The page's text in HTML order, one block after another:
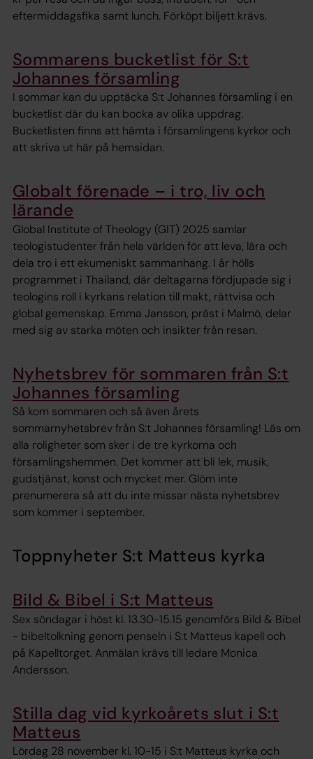
eftermiddagsfika samt lunch. Förköpt biljett krävs.
Sommarens bucketlist för S:t
Johannes församling
I sommar kan du upptäcka S:t Johannes församling i en
bucketlist där du kan bocka av olika uppdrag.
Bucketlisten finns att hämta i församlingens kyrkor och
att skriva ut här på hemsidan.
Globalt förenade – i tro, liv och
lärande
Global Institute of Theology (GIT) 2025 samlar
teologistudenter från hela världen för att leva, lära och
dela tro i ett ekumeniskt sammanhang. I år hölls
programmet i Thailand, där deltagarna fördjupade sig i
teologins roll i kyrkans relation till makt, rättvisa och
global gemenskap. Emma Jansson, präst i Malmö, delar
med sig av starka möten och insikter från resan.
Nyhetsbrev för sommaren från S:t
Johannes församling
Så kom sommaren och så även årets
sommarnyhetsbrev från S:t Johannes församling! Läs om
alla roligheter som sker i de tre kyrkorna och
församlingshemmen. Det kommer att bli lek, musik,
gudstjänst, konst och mycket mer. Glöm inte
prenumerera så att du inte missar nästa nyhetsbrev
som kommer i september.
Toppnyheter S:t Matteus kyrka
Bild & Bibel i S:t Matteus
Sex söndagar i höst kl. 13.30-15.15 genomförs Bild & Bibel
- bibeltolkning genom penseln i S:t Matteus kapell och
på Kapelltorget. Anmälan krävs till ledare Monica
Andersson.
Stilla dag vid kyrkoårets slut i S:t
Matteus
Lördag 28 november kl. 10-15 i S:t Matteus kyrka och